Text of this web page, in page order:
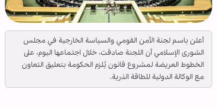
أعلن باسم لجنة الأمن القومي والسياسة الخارجية في مجلس
الشورى الإسلامي أن اللجنة صادقت، خلال اجتماعها اليوم، على
الخطوط العريضة لمشروع قانون يُلزم الحكومة بتعليق التعاون
مع الوكالة الدولية للطاقة الذرية.